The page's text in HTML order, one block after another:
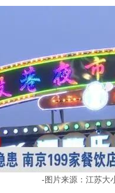
-图片来源：江苏大